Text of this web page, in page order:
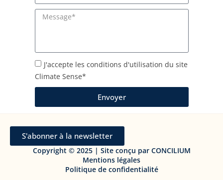
J'accepte les conditions d'utilisation du site
Climate Sense*
Envoyer
S'abonner à la newsletter
Copyright © 2025 | Site conçu par CONCILIUM
Mentions légales
Politique de confidentialité